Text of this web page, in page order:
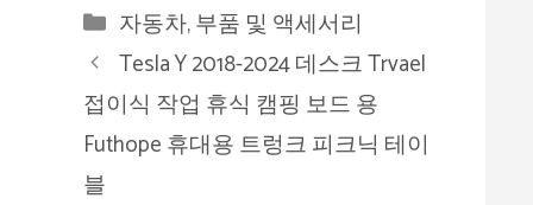
카
테
고
리
자동차, 부품 및 액세서리
Tesla Y 2018-2024 데스크 Trvael
접이식 작업 휴식 캠핑 보드 용
Futhope 휴대용 트렁크 피크닉 테이
블